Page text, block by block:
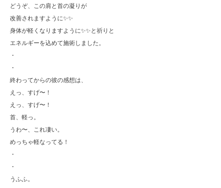
どうぞ、この肩と首の凝りが
改善されますように✨✨
身体が軽くなりますように✨✨と祈りと
エネルギーを込めて施術しました。
・
・
終わってからの彼の感想は、
えっ、すげ〜！
えっ、すげ〜！
首、軽っ。
うわ〜、これ凄い。
めっちゃ軽なってる！
・
・
うふふ。